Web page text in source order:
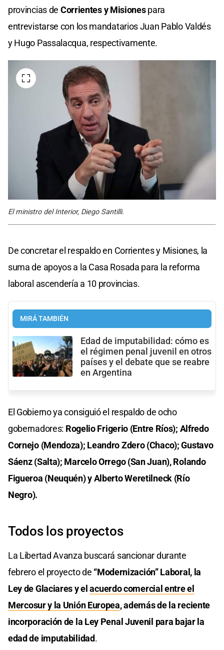
provincias de Corrientes y Misionespara
entrevistarse con los mandatarios Juan Pablo Valdés
y Hugo Passalacqua, respectivamente.
El ministro del Interior, Diego Santilli.
De concretar el respaldo en Corrientes y Misiones, la
suma de apoyos a la Casa Rosada para la reforma
laboral ascendería a 10 provincias.
MIRÁ TAMBIÉN
Edad de imputabilidad: cómo es
el régimen penal juvenil en otros
países y el debate que se reabre
en Argentina
El Gobierno ya consiguió el respaldo de ocho
gobernadores: Rogelio Frigerio (Entre Ríos); Alfredo
Cornejo (Mendoza); Leandro Zdero (Chaco); Gustavo
Sáenz (Salta); Marcelo Orrego (San Juan), Rolando
Figueroa (Neuquén) y Alberto Weretilneck (Río
Negro).
Todos los proyectos
La Libertad Avanza buscará sancionar durante
febrero el proyecto de “Modernización” Laboral, la
Ley de Glaciares y elacuerdo comercial entre el
Mercosur y la Unión Europea, además de la reciente
incorporación de la Ley Penal Juvenil para bajar la
edad de imputabilidad.